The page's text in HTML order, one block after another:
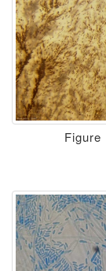
Figure